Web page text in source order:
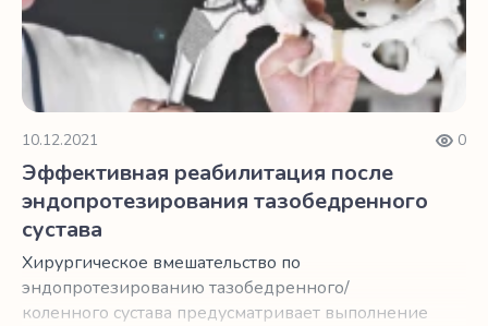
10.12.2021 0
Эффективная реабилитация после
эндопротезирования тазобедренного
сустава
Хирургическое вмешательство по
эндопротезированию тазобедренного/
коленного сустава предусматривает выполнение